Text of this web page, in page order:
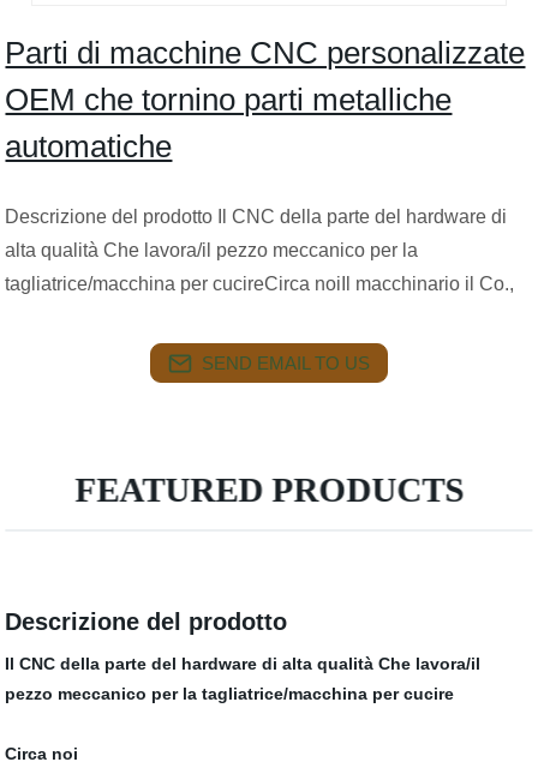
Parti di macchine CNC personalizzate
OEM che tornino parti metalliche
automatiche
Descrizione del prodotto Il CNC della parte del hardware di
alta qualità Che lavora/il pezzo meccanico per la
tagliatrice/macchina per cucireCirca noiIl macchinario il Co.,
SEND EMAIL TO US
FEATURED PRODUCTS
Descrizione del prodotto
Il CNC della parte del hardware di alta qualità Che lavora/il
pezzo meccanico per la tagliatrice/macchina per cucire
Circa noi